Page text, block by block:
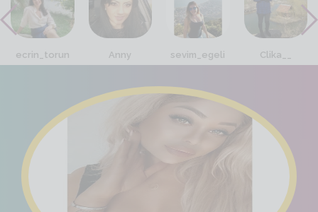
ecrin_torun Anny sevim_egeli Clika__